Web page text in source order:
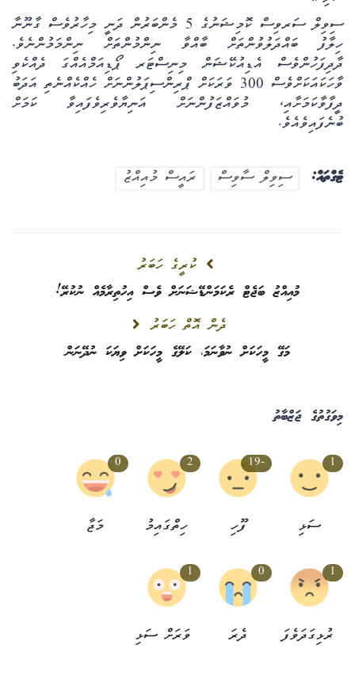
ސިވިލް ސަރވިސް ކޮމިޝަނުގެ 5 މެންބަރުން ދަނީ މިހާރުވެސް ގާނޫނާ
ހިލާފު ބައްދަލުވުންތަށް ބާއްވާ ނިންމުންތަށް ނިންމަމުންނެވެ.
ދާދިފަހުންވެސް އެޑިއުކޭޝަން މިނިސްޓަރ ޕޯޑިއަމްއެއްގަ ދެއްކެވި
ވާހަކައަކަށްވެސް 300 ވަރަކަށް ޕްރިންސިޕަލުންނަށް ހެއްކެއްނެތި އަދަބު
ދީފާވާކަމަށާއި، މުވައްޒަފުންނަށް އަނިޔާވެރިވެފައިވާ ކަމަށް
ބުނެފައިވެއެވެ.
ޓެގްތައް: ސިވިލް ސާވިސް ރައީސް މުއިއްޒު
ކުރީގެ ހަބަރު
މުއިއްޒު ބަޖެޓް ރެކަމަންޑޭޝަނަށް ވެސް އިހުތިރާމެއް ނުކުރޭ!
ދެން އޮތް ހަބަރު
މަގޭ މީހަކަށް ނުވާނަމަ، ކަލޭގެ މީހަކަށް ވިޔަކަ ނުދޭނަން
މިވަގުތުގެ ޖަޒްބާތު
1
ސަޅި
-19
ފޫހި
2
ހިތްގައިމު
0
މަޖާ
1
ރުޅިގަދަވެފަ
0
ދެރަ
1
ވަރަށް ސަޅި